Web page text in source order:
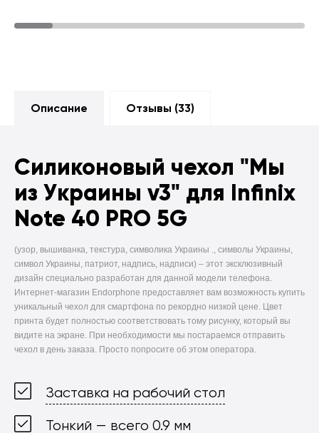
Описание Отзывы (33)
Силиконовый чехол "Мы
из Украины v3" для Infinix
Note 40 PRO 5G
(узор, вышиванка, текстура, символика Украины ., символы Украины,
символ Украины, патриот, надпись, надписи) – этот эксклюзивный
дизайн специально разработан для данной модели телефона.
Интернет-магазин Endorphone предоставляет вам возможность купить
уникальный чехол для смартфона по рекордно низкой цене. Цвет
принта будет полностью соответствовать тому рисунку, который вы
видите на экране. При необходимости мы постараемся отправить
чехол в день заказа. Просто попросите об этом оператора.
Заставка на рабочий стол
Тонкий — всего 0.9 мм